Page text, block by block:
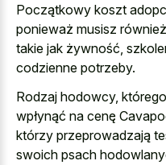
Początkowy koszt
ponieważ musisz
takie jak żywność,
codzienne potrzeby.
Rodzaj hodowcy,
wpłynąć na cenę
którzy przeprowadzają
swoich psach